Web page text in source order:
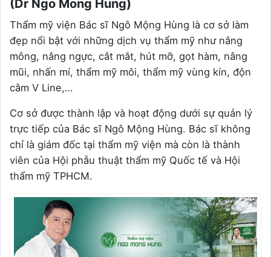
(Dr Ngo Mong Hung)
Thẩm mỹ viện Bác sĩ Ngô Mộng Hùng là cơ sở làm
đẹp nổi bật với những dịch vụ thẩm mỹ như nâng
mông, nâng ngực, cắt mắt, hút mỡ, gọt hàm, nâng
mũi, nhấn mí, thẩm mỹ môi, thẩm mỹ vùng kín, độn
cằm V Line,…
Cơ sở được thành lập và hoạt động dưới sự quản lý
trực tiếp của Bác sĩ Ngô Mộng Hùng. Bác sĩ không
chỉ là giám đốc tại thẩm mỹ viện mà còn là thành
viên của Hội phẫu thuật thẩm mỹ Quốc tế và Hội
thẩm mỹ TPHCM.